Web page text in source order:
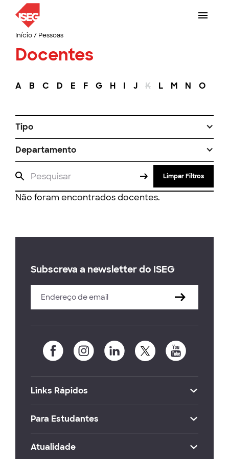
Início/ Pessoas
Docentes
A B C D E F G H I J K L M N O
Tipo
Departamento
Limpar Filtros
Não foram encontrados docentes.
Subscreva a newsletter do ISEG
Links Rápidos
Para Estudantes
Atualidade